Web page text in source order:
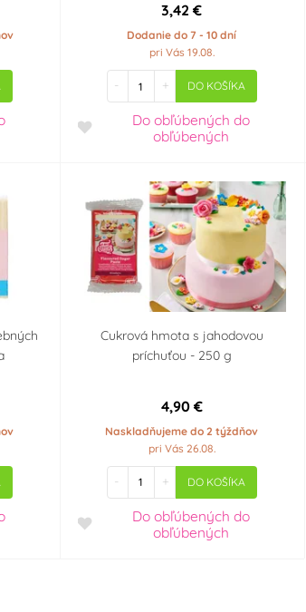
3,42 €
Dodanie do 7 - 10 dní
pri Vás 19.08.
- + DO KOŠÍKA
Do obľúbenýchdo
obľúbených
Cukrová hmota s jahodovou
príchuťou - 250 g
4,90 €
Naskladňujeme do 2 týždňov
pri Vás 26.08.
- + DO KOŠÍKA
Do obľúbenýchdo
obľúbených